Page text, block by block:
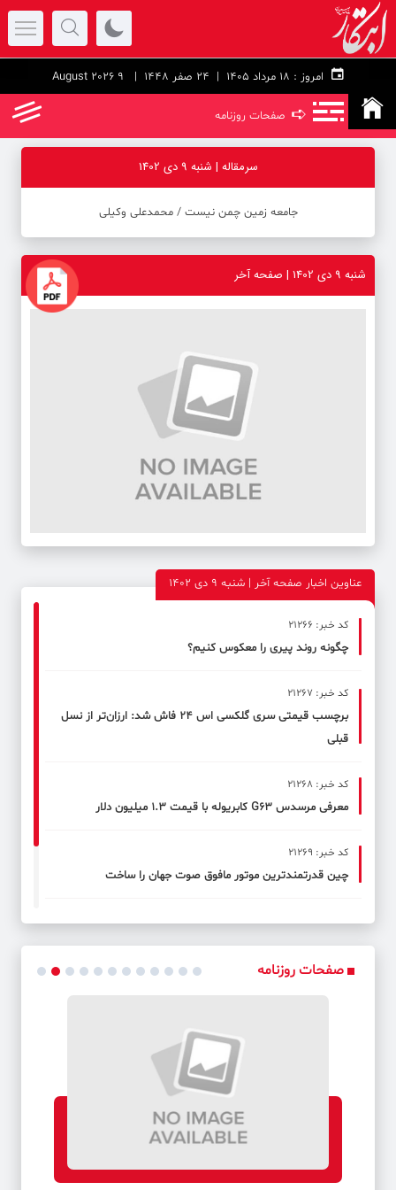
امروز : 24 صفر 1448 | 9 August 2026
➪ صفحات روزنامه
سرمقاله | شنبه 9 دی 1402
جامعه زمین چمن نیست / محمدعلی وکیلی
شنبه 9 دی 1402 | صفحه آخر
عناوین اخبار صفحه آخر | شنبه 9 دی 1402
کد خبر: 21266
چگونه روند پیری را معکوس کنیم؟
کد خبر: 21267
برچسب قیمتی سری گلکسی اس ۲۴ فاش شد: ارزان‌تر از نسل
قبلی
کد خبر: 21268
معرفی مرسدس G63 کابریوله با قیمت ۱.۳ میلیون دلار
کد خبر: 21269
چین قدرتمندترین موتور مافوق صوت جهان را ساخت
کد خبر: 21270
صعود زمستانی یک روزه یکی از دانشجویان دانشگاه صنعتی خواجه
نصیرالدین طوسی به قله توچال
صفحات روزنامه